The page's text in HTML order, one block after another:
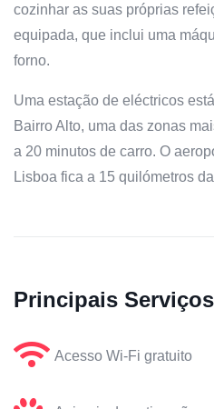
cozinhar as suas próprias
equipada, que inclui uma
forno.
Uma estação de eléctricos
Bairro Alto, uma das zonas
a 20 minutos de carro. O
Lisboa fica a 15 quilómetros
Principais
Acesso Wi-Fi gratuito